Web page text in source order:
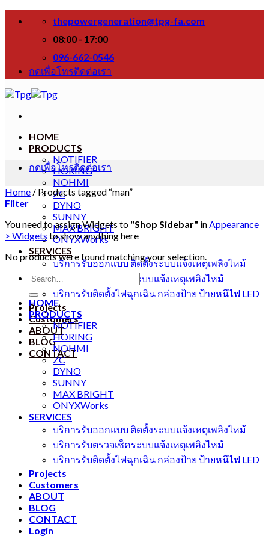
thepowergeneration@tpg-fa.com
08:00 - 17:00
096-662-0546
กดเพื่อโทรติดต่อเรา
HOME
PRODUCTS
NOTIFIER
HORING
NOHMI
ZC
DYNO
SUNNY
MAX BRIGHT
ONYXWorks
SERVICES
บริการรับออกแบบ ติดตั้งระบบแจ้งเหตุเพลิงไหม้
บริการรับตรวจเช็คระบบแจ้งเหตุเพลิงไหม้
บริการรับติดตั้งไฟฉุกเฉิน กล่องป้าย ป้ายหนีไฟ LED
Projects
Customers
ABOUT
BLOG
CONTACT
กดเพื่อโทรติดต่อเรา
Home / Products tagged “man”
Filter
You need to assign Widgets to "Shop Sidebar" inAppearance
> Widgets to show anything here
No products were found matching your selection.
Search
for:
HOME
PRODUCTS
NOTIFIER
HORING
NOHMI
ZC
DYNO
SUNNY
MAX BRIGHT
ONYXWorks
SERVICES
บริการรับออกแบบ ติดตั้งระบบแจ้งเหตุเพลิงไหม้
บริการรับตรวจเช็คระบบแจ้งเหตุเพลิงไหม้
บริการรับติดตั้งไฟฉุกเฉิน กล่องป้าย ป้ายหนีไฟ LED
Projects
Customers
ABOUT
BLOG
CONTACT
Login